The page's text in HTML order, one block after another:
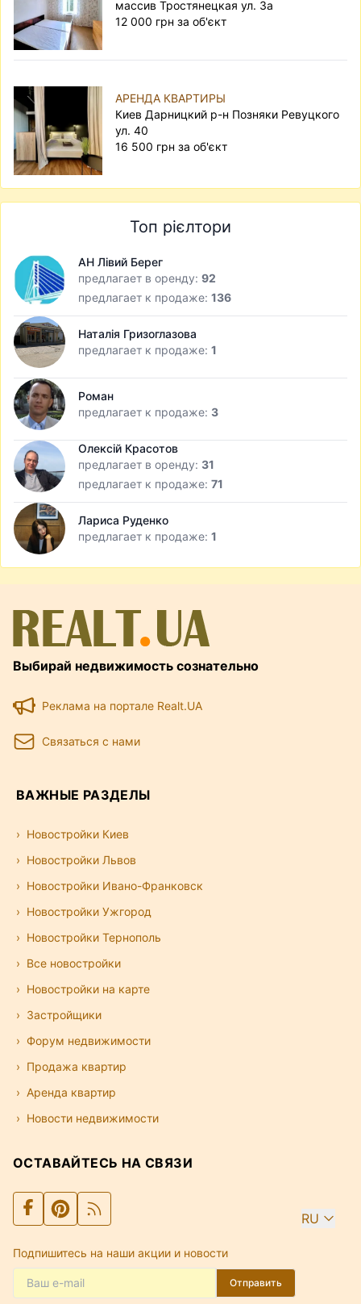
массив Тростянецкая ул. 3а
12 000 грн за об'єкт
АРЕНДА КВАРТИРЫ
Киев Дарницкий р-н Позняки Ревуцкого
ул. 40
16 500 грн за об'єкт
Топ рієлтори
АН Лівий Берег
предлагает в оренду: 92
предлагает к продаже: 136
Наталія Гризоглазова
предлагает к продаже: 1
Роман
предлагает к продаже: 3
Олексій Красотов
предлагает в оренду: 31
предлагает к продаже: 71
Лариса Руденко
предлагает к продаже: 1
Выбирай недвижимость сознательно
Реклама на портале Realt.UA
Связаться с нами
ВАЖНЫЕ РАЗДЕЛЫ
Новостройки Киев
Новостройки Львов
Новостройки Ивано-Франковск
Новостройки Ужгород
Новостройки Тернополь
Все новостройки
Новостройки на карте
Застройщики
Форум недвижимости
Продажа квартир
Аренда квартир
Новости недвижимости
ОСТАВАЙТЕСЬ НА СВЯЗИ
RU
Подпишитесь на наши акции и новости
Отправить